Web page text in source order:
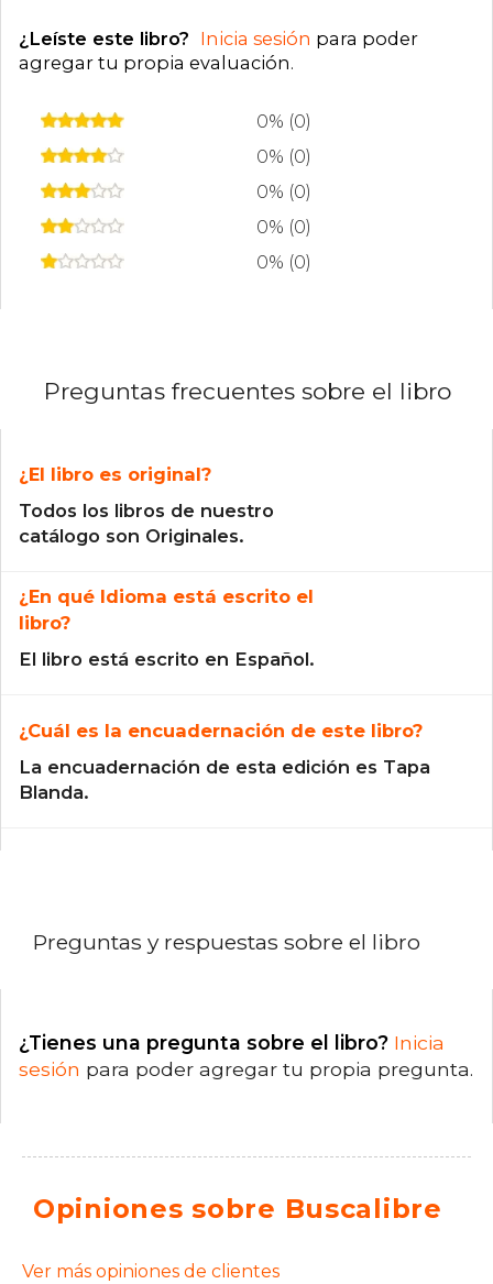
¿Leíste este libro? Inicia sesión para poder
agregar tu propia evaluación.
0% (0)
0% (0)
0% (0)
0% (0)
0% (0)
Preguntas frecuentes sobre el libro
¿El libro es original?
Todos los libros de nuestro
catálogo son Originales.
¿En qué Idioma está escrito el
libro?
El libro está escrito en Español.
¿Cuál es la encuadernación de este libro?
La encuadernación de esta edición es Tapa
Blanda.
Preguntas y respuestas sobre el libro
¿Tienes una pregunta sobre el libro? Inicia
sesión para poder agregar tu propia pregunta.
Opiniones sobre Buscalibre
Ver más opiniones de clientes